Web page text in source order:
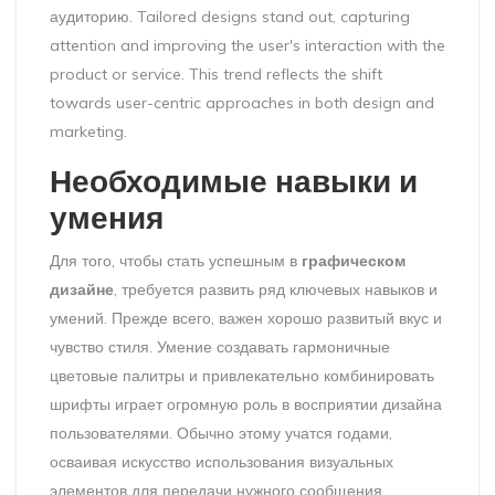
аудиторию. Tailored designs stand out, capturing
attention and improving the user's interaction with the
product or service. This trend reflects the shift
towards user-centric approaches in both design and
marketing.
Необходимые навыки и
умения
Для того, чтобы стать успешным в графическом
дизайне, требуется развить ряд ключевых навыков и
умений. Прежде всего, важен хорошо развитый вкус и
чувство стиля. Умение создавать гармоничные
цветовые палитры и привлекательно комбинировать
шрифты играет огромную роль в восприятии дизайна
пользователями. Обычно этому учатся годами,
осваивая искусство использования визуальных
элементов для передачи нужного сообщения.